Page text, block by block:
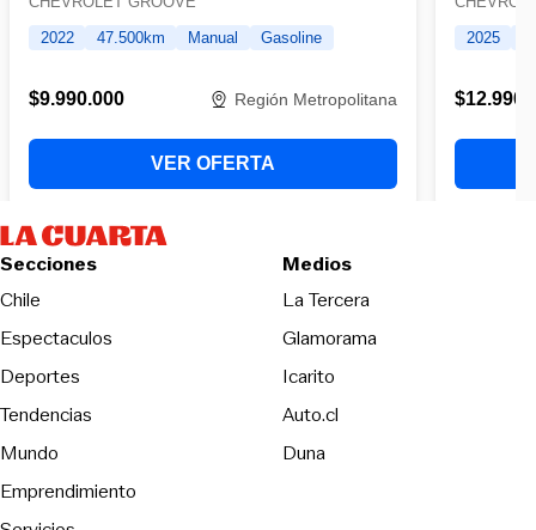
Secciones
Chile
Espectaculos
Deportes
Tendencias
Mundo
Emprendimiento
Medios
La TerceraOpens in new
Glamorama
Icarito
Auto.cl
DunaOpens in new window